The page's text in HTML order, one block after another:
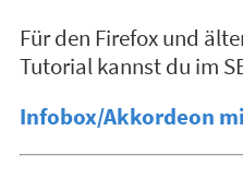
Für den Firefox und
Tutorial kannst du im
Infobox/Akkordeon